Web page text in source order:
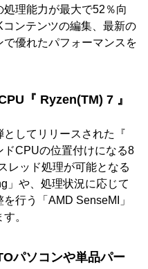
理能力が最大で52％向
コンテンツの編集、最新の
優れたパフォーマンスを
『 Ryzen(TM) 7 』
としてリリースされた『
ドCPUの位置付けになる8
レッド処理が可能となる
」や、処理状況に応じて
行う「AMD SenseMI」
。
パソコンや単品パー